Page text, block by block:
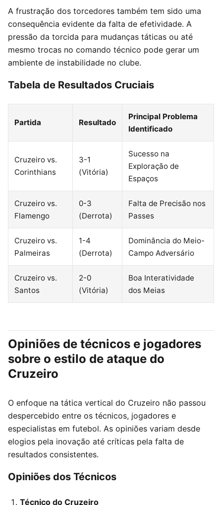
A frustração dos torcedores também tem sido uma
consequência evidente da falta de efetividade. A
pressão da torcida para mudanças táticas ou até
mesmo trocas no comando técnico pode gerar um
ambiente de instabilidade no clube.
Tabela de Resultados Cruciais
Partida Resultado
Principal Problema
Identificado
Cruzeiro vs.
Corinthians
3-1
(Vitória)
Sucesso na
Exploração de
Espaços
Cruzeiro vs.
Flamengo
0-3
(Derrota)
Falta de Precisão nos
Passes
Cruzeiro vs.
Palmeiras
1-4
(Derrota)
Dominância do Meio-
Campo Adversário
Cruzeiro vs.
Santos
2-0
(Vitória)
Boa Interatividade
dos Meias
Opiniões de técnicos e jogadores
sobre o estilo de ataque do
Cruzeiro
O enfoque na tática vertical do Cruzeiro não passou
despercebido entre os técnicos, jogadores e
especialistas em futebol. As opiniões variam desde
elogios pela inovação até críticas pela falta de
resultados consistentes.
Opiniões dos Técnicos
Técnico do Cruzeiro